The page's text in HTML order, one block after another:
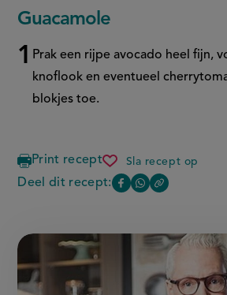
Guacamole
Prak een rijpe avocado heel fijn,
knoflook en eventueel
blokjes toe.
Print recept Sla recept op
dit
zijn
de
Deel dit recept:
Deel
pagina
Facebook
Deel
pagina
WhatsApp
Copy
of
this